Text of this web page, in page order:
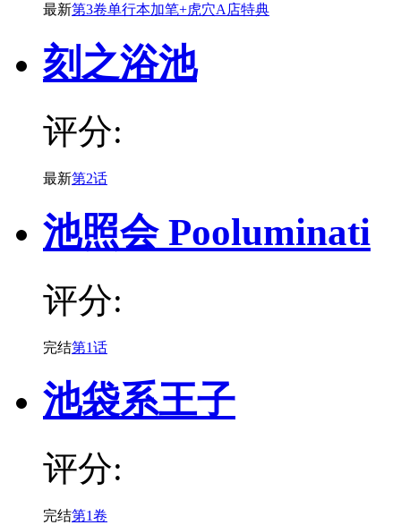
最新第3卷单行本加笔+虎穴A店特典
刻之浴池
评分:
最新第2话
池照会 Pooluminati
评分:
完结第1话
池袋系王子
评分:
完结第1卷